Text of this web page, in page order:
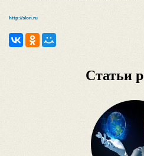
http://slon.ru
Статьи